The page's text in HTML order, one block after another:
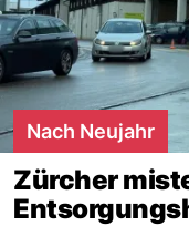
Nach Neujahr
Zürcher